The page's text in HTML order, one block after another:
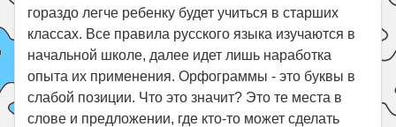
гораздо легче ребенку будет учиться в старших
классах. Все правила русского языка изучаются в
начальной школе, далее идет лишь наработка
опыта их применения. Орфограммы - это буквы в
слабой позиции. Что это значит? Это те места в
слове и предложении, где кто-то может сделать